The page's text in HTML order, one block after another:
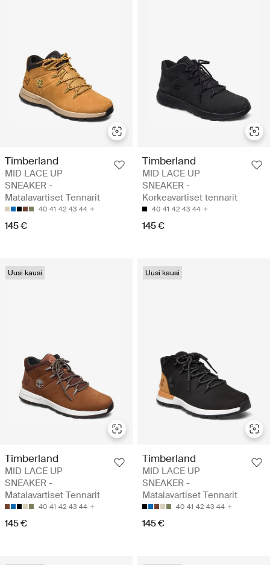
Timberland
MID LACE UP
SNEAKER -
Matalavartiset Tennarit
40 41 42 43 44
145 €
Timberland
MID LACE UP
SNEAKER -
Korkeavartiset tennarit
40 41 42 43 44
145 €
Uusi kausi
Timberland
MID LACE UP
SNEAKER -
Matalavartiset Tennarit
40 41 42 43 44
145 €
Uusi kausi
Timberland
MID LACE UP
SNEAKER -
Matalavartiset Tennarit
40 41 42 43 44
145 €